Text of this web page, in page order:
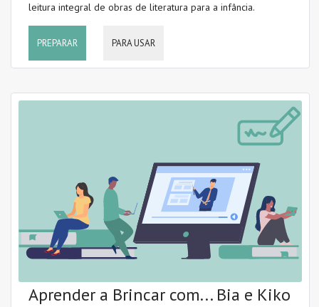
Fluência
Fonologia
Intervenção
Leitura (decodificação)
Morfologia
Princípio alfabético
Promoção da leitura
leitura integral de obras de literatura para a infância.
PREPARAR PARA USAR
Aprender a Brincar com... Bia e Kiko